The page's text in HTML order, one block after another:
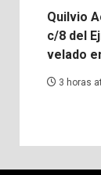
Quilvio
c/8 del
velado
3 horas